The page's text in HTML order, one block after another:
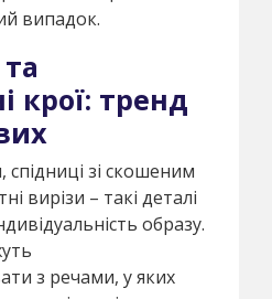
випадок.
крої: тренд
зі скошеним
вирізи – такі деталі
образу.
з речами, у яких